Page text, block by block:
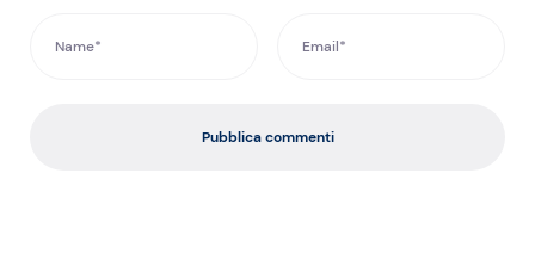
Pubblica commenti